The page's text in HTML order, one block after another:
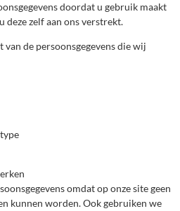
doordat u gebruik maakt
deze zelf aan ons verstrekt.
de persoonsgegevens die wij
omdat op onze site geen
kunnen worden. Ook gebruiken we